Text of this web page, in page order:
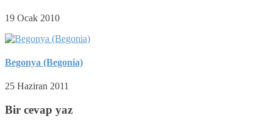
19 Ocak 2010
Begonya (Begonia)
25 Haziran 2011
Bir cevap yaz